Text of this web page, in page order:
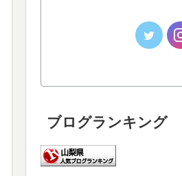
ブログランキング